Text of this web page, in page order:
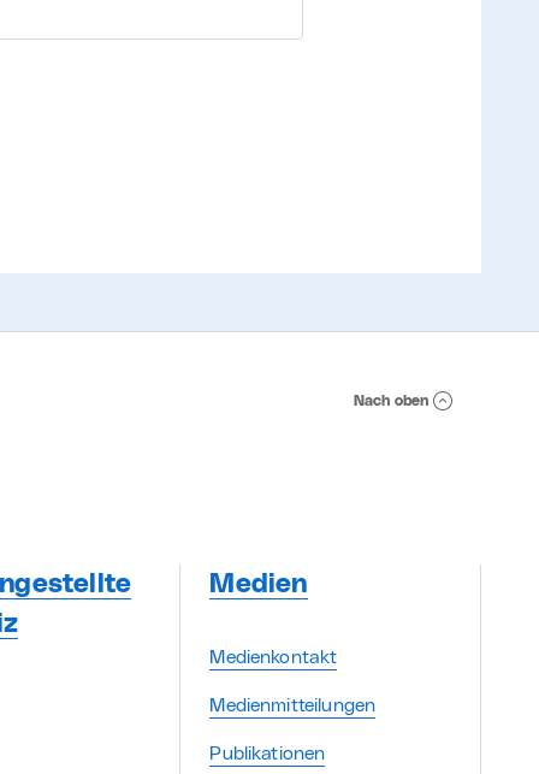
Nach oben
Medien
Medienkontakt
Medienmitteilungen
Publikationen